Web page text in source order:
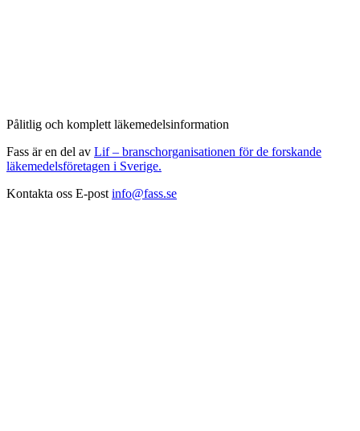
Pålitlig och komplett läkemedelsinformation
Fass är en del av Lif – branschorganisationen för de forskande
läkemedelsföretagen i Sverige.
Kontakta oss E-post info@fass.se